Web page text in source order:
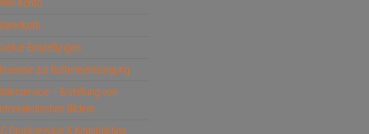
Konto
Einstellungen
zur Batterieentsorgung
– Erstellung von
Bildern
Druckservice & Konstruktion